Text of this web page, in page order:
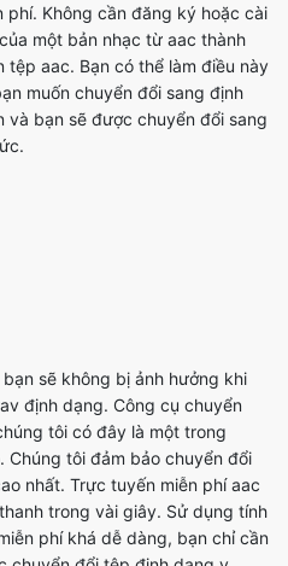
aac. Bạn có thể làm điều này
muốn chuyển đổi sang định
bạn sẽ được chuyển đổi sang
định dạng. Công cụ chuyển
tôi có đây là một trong
tôi đảm bảo chuyển đổi
nhất. Trực tuyến miễn phí aac
trong vài giây. Sử dụng tính
phí khá dễ dàng, bạn chỉ cần
chuyển đổi tệp định dạng y.